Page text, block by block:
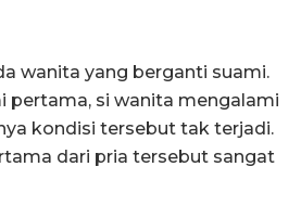
wanita yang berganti suami.
pertama, si wanita mengalami
kondisi tersebut tak terjadi.
dari pria tersebut sangat